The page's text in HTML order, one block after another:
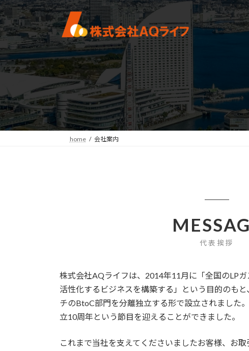
コ
ン
テ
ツ
へ
ッ
プ
ナ
ビ
ゲ
シ
ョ
移
動
home 会社案内
代表挨拶
株式会社AQライフは、2014年11月に「全国のLP
活性化するビジネスを構築する」という目的のも
チのBtoC部門を分離独立する形で設立されました
立10周年という節目を迎えることができました。
これまで当社を支えてくださいましたお客様、お